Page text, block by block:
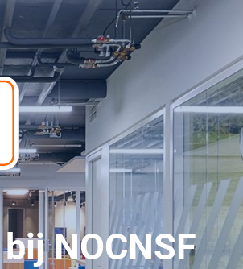
NOCNSF